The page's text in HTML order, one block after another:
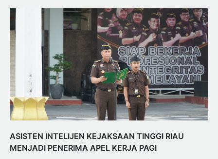
ASISTEN INTELIJEN KEJAKSAAN TINGGI RIAU
MENJADI PENERIMA APEL KERJA PAGI